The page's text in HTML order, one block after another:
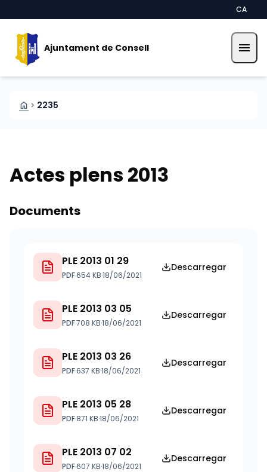
CA
Ajuntament de Consell menu
HOME CHEVRON_RIGHT 2235
Actes plens 2013
Documents
PLE 2013 01 29
PDF·654 KB·18/06/2021
Descarregar
PLE 2013 03 05
PDF·708 KB·18/06/2021
Descarregar
PLE 2013 03 26
PDF·637 KB·18/06/2021
Descarregar
PLE 2013 05 28
PDF·871 KB·18/06/2021
Descarregar
PLE 2013 07 02
PDF·607 KB·18/06/2021
Descarregar